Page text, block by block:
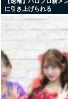
に引き上げられる